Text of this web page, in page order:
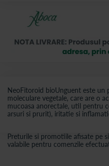
NeoFitoroid bioUnguent este un
moleculare vegetale, care are o
mucoasa anorectale, util pentru
arsuri si prurit), iritatie si
Preturile si promotiile afisate pe
valabile pentru comenzile